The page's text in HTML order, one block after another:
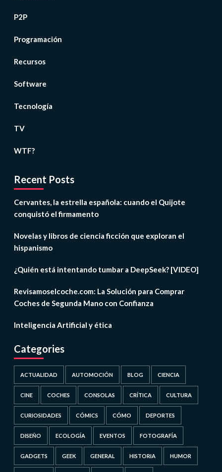
P2P
Programación
Recursos
Software
Tecnología
TV
WTF?
Recent Posts
Cervantes, la estrella española: cuando el Quijote
conquistó el firmamento
Novelas y libros de ciencia ficción que exploran el
hispanismo
¿Quién está intentando tumbar a DeepSeek? [VIDEO]
Revisamoselcoche.com: La Solución para Comprar
Coches de Segunda Mano con Confianza
Inteligencia Artificial y ética
Categories
ACTUALIDAD AUTOMOCIÓN BLOG CIENCIA
CINE COCHES CONSOLAS CRÍTICA CULTURA
CURIOSIDADES CÓMICS CÓMO DEPORTES
DISEÑO ECOLOGÍA EVENTOS FOTOGRAFÍA
GADGETS GEEK GENERAL HISTORIA HUMOR